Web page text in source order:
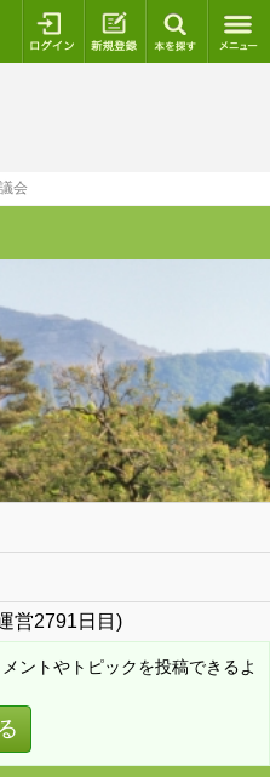
ログイン 新規登録
会
営2791日目)
ントやトピックを投稿できるよ